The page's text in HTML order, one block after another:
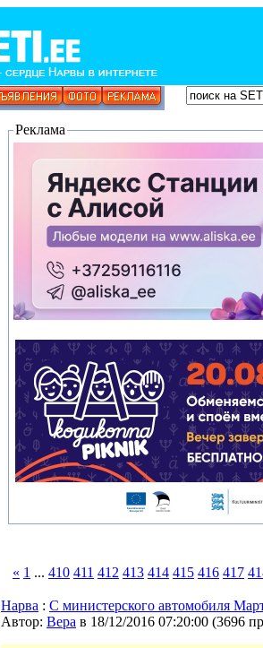
Реклама
« 1 ... 410 411 412 413 414 415 416 417
Нарва : С министерского автомобиля
Автор: Bepa в 18/12/2016 07:20:00 (3696